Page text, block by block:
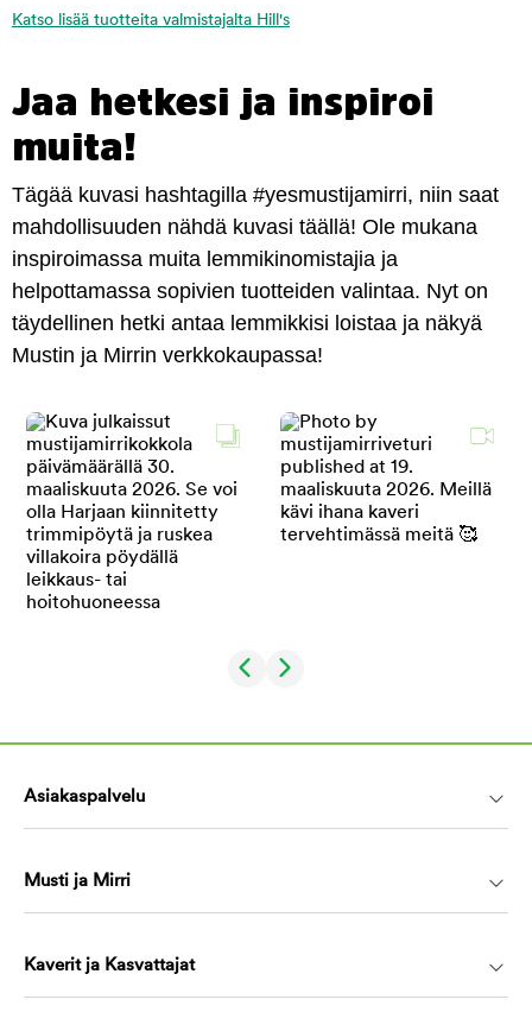
Katso lisää tuotteita valmistajalta Hill's
Jaa hetkesi ja inspiroi
muita!
Tägää kuvasi hashtagilla #yesmustijamirri, niin saat
mahdollisuuden nähdä kuvasi täällä! Ole mukana
inspiroimassa muita lemmikinomistajia ja
helpottamassa sopivien tuotteiden valintaa. Nyt on
täydellinen hetki antaa lemmikkisi loistaa ja näkyä
Mustin ja Mirrin verkkokaupassa!
Asiakaspalvelu
Musti ja Mirri
Kaverit ja Kasvattajat